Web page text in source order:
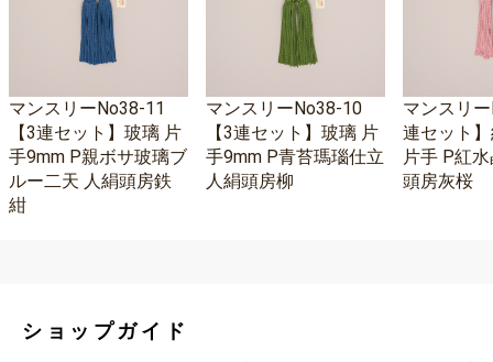
マンスリーNo38-11
【3連セット】玻璃 片
手9mm P親ボサ玻璃ブ
ルー二天 人絹頭房鉄
紺
マンスリーNo38-10
【3連セット】玻璃 片
手9mm P青苔瑪瑙仕立
人絹頭房柳
マンスリ
連セット
片手 P紅
頭房灰桜
ショップガイド